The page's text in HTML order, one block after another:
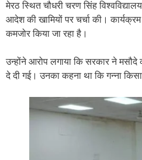
मेरठ स्थित चौधरी चरण सिंह
आदेश की खामियों पर चर्चा की।
कमजोर किया जा रहा है।
उन्होंने आरोप लगाया कि सरकार ने
दे दी गई। उनका कहना था कि गन्ना